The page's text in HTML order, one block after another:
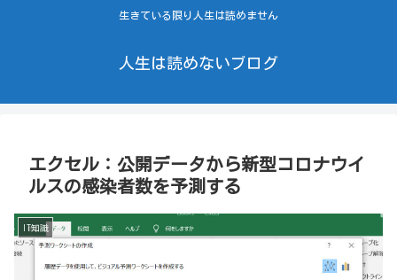
生きている限り人生は読めません
人生は読めないブログ
エクセル：公開データから新型コロナウイ
ルスの感染者数を予測する
IT知識